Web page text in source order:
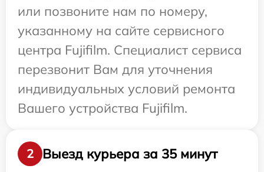
или позвоните нам по номеру,
указанному на сайте сервисного
центра Fujifilm. Специалист сервиса
перезвонит Вам для уточнения
индивидуальных условий ремонта
Вашего устройства Fujifilm.
2
Выезд курьера за 35 минут